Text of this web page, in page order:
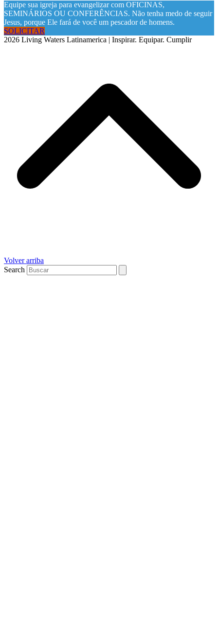
Equipe sua igreja para evangelizar com OFICINAS,
SEMINÁRIOS OU CONFERÊNCIAS. Não tenha medo de seguir
Jesus, porque Ele fará de você um pescador de homens.
SOLICITAR
2026 Living Waters Latinamerica | Inspirar. Equipar. Cumplir
Volver arriba
Search